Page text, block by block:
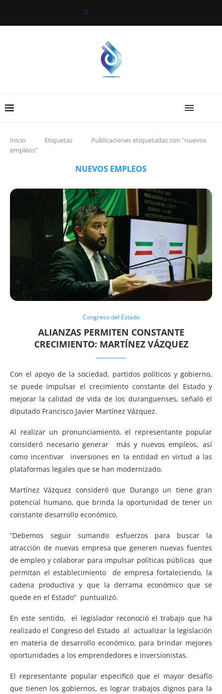
Inicio Etiquetas
Publicaciones etiquetadas con "nuevos
empleos"
NUEVOS EMPLEOS
Congreso del Estado
ALIANZAS PERMITEN CONSTANTE
CRECIMIENTO: MARTÍNEZ VÁZQUEZ
Con el apoyo de la sociedad, partidos políticos y gobierno,
se puede impulsar el crecimiento constante del Estado y
mejorar la calidad de vida de los duranguenses, señaló el
diputado Francisco Javier Martínez Vázquez.
Al realizar un pronunciamiento, el representante popular
consideró necesario generar más y nuevos empleos, así
como incentivar inversiones en la entidad en virtud a las
plataformas legales que se han modernizado.
Martínez Vázquez consideró que Durango un tiene gran
potencial humano, que brinda la oportunidad de tener un
constante desarrollo económico.
“Debemos seguir sumando esfuerzos para buscar la
atracción de nuevas empresa que generen nuevas fuentes
de empleo y colaborar para impulsar políticas públicas que
permitan el establecimiento de empresa fortaleciendo, la
cadena productiva y que la derrama económico que se
quede en el Estado” puntualizó.
En este sentido, el legislador reconoció el trabajo que ha
realizado el Congreso del Estado al actualizar la legislación
en materia de desarrollo económico, para brindar mejores
oportunidades a los emprendedores e inversionistas.
El representante popular especificó que el mayor desafío
que tienen los gobiernos, es lograr trabajos dignos para la